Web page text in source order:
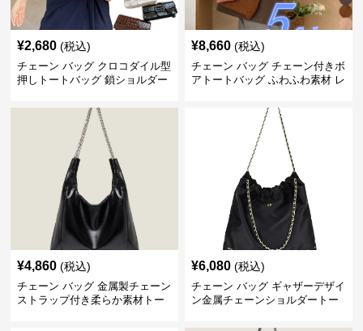
¥2,680 (税込)
チェーン バッグ クロコダイル型
押しトートバッグ 鎖ショルダー
¥8,660 (税込)
チェーン バッグ チェーン付きボ
アトートバッグ ふわふわ素材 レ
¥4,860 (税込)
チェーン バッグ 金属製チェーン
ストラップ付き柔らか素材トー
¥6,080 (税込)
チェーン バッグ ギャザーデザイ
ン金属チェーンショルダートー